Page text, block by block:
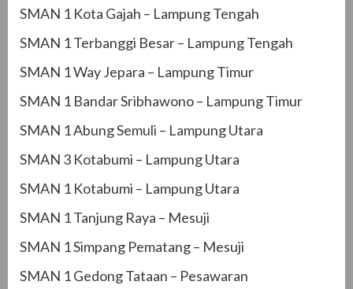
SMAN 1 Kota Gajah – Lampung Tengah
SMAN 1 Terbanggi Besar – Lampung Tengah
SMAN 1 Way Jepara – Lampung Timur
SMAN 1 Bandar Sribhawono – Lampung Timur
SMAN 1 Abung Semuli – Lampung Utara
SMAN 3 Kotabumi – Lampung Utara
SMAN 1 Kotabumi – Lampung Utara
SMAN 1 Tanjung Raya – Mesuji
SMAN 1 Simpang Pematang – Mesuji
SMAN 1 Gedong Tataan – Pesawaran